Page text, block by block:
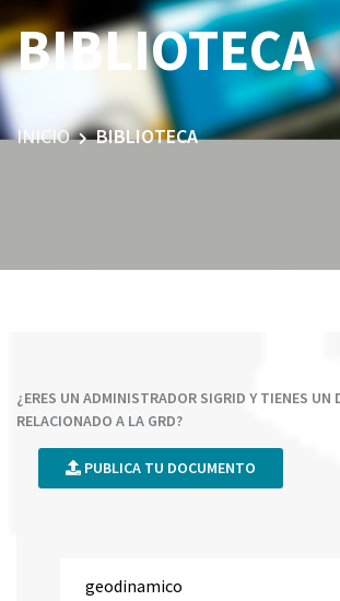
BIBLIOTECA
INICIO BIBLIOTECA
¿ERES UN ADMINISTRADOR SIGRID Y TIENES UN
RELACIONADO A LA GRD?
PUBLICA TU DOCUMENTO